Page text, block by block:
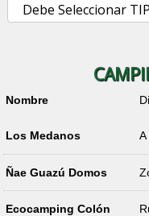
Debe Seleccionar
Nombre
Los Medanos
Ñae Guazú Domos
Ecocamping Colón